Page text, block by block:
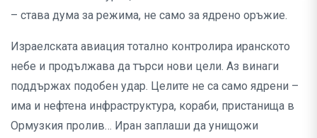
– става дума за режима, не само за ядрено оръжие.
Израелската авиация тотално контролира иранското
небе и продължава да търси нови цели. Аз винаги
поддържах подобен удар. Целите не са само ядрени –
има и нефтена инфраструктура, кораби, пристанища в
Ормузкия пролив… Иран заплаши да унищожи